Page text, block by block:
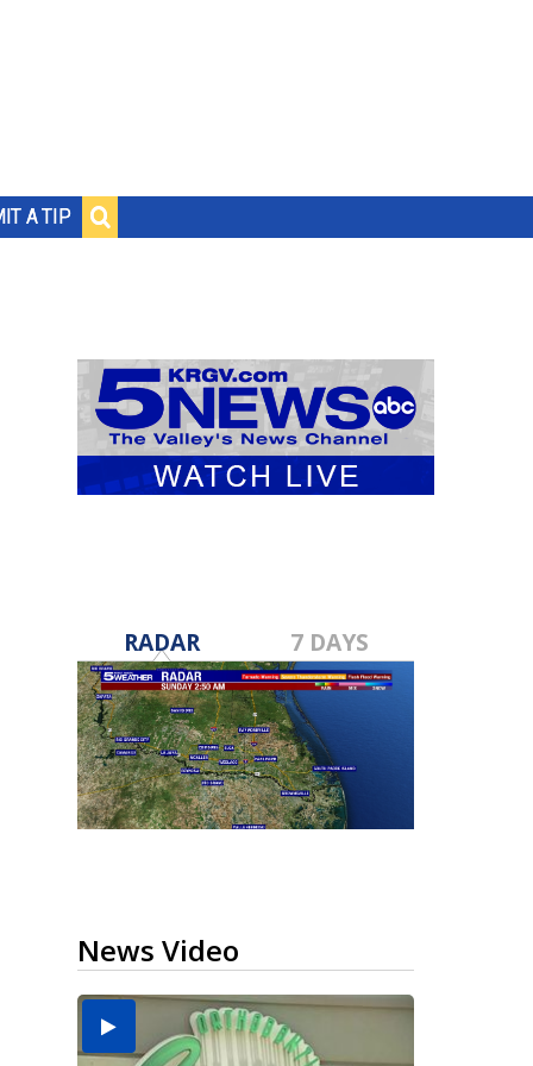
A TIP
RADAR 7 DAYS
News Video